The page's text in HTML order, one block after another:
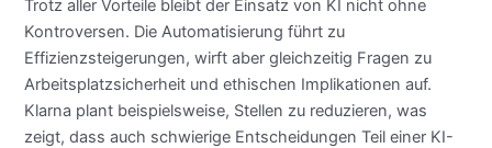
Trotz aller Vorteile bleibt der Einsatz von KI nicht ohne
Kontroversen. Die Automatisierung führt zu
Effizienzsteigerungen, wirft aber gleichzeitig Fragen zu
Arbeitsplatzsicherheit und ethischen Implikationen auf.
Klarna plant beispielsweise, Stellen zu reduzieren, was
zeigt, dass auch schwierige Entscheidungen Teil einer KI-